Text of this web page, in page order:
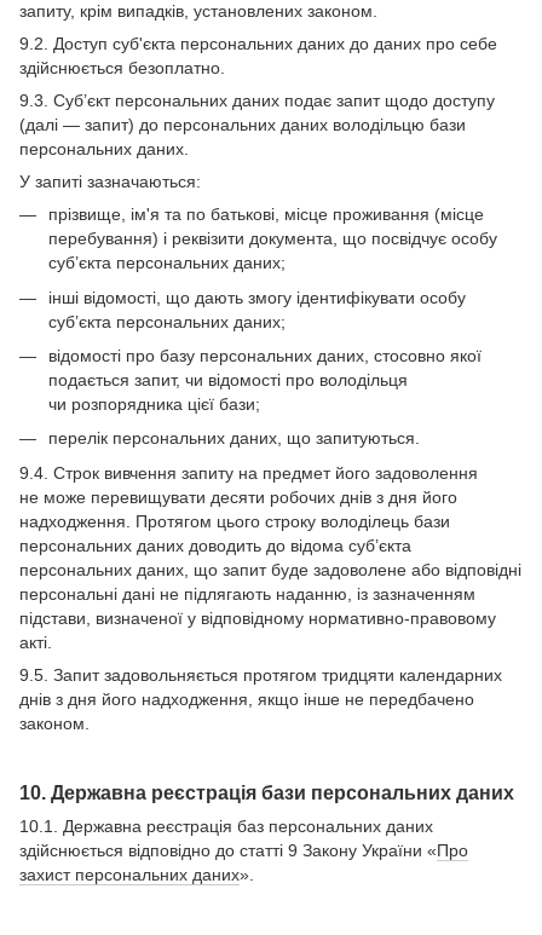
запиту, крім випадків, установлених законом.
9.2. Доступ суб'єкта персональних даних до даних про себе
здійснюється безоплатно.
9.3. Суб’єкт персональних даних подає запит щодо доступу
(далі — запит) до персональних даних володільцю бази
персональних даних.
У запиті зазначаються:
прізвище, ім'я та по батькові, місце проживання (місце
перебування) і реквізити документа, що посвідчує особу
суб’єкта персональних даних;
інші відомості, що дають змогу ідентифікувати особу
суб’єкта персональних даних;
відомості про базу персональних даних, стосовно якої
подається запит, чи відомості про володільця
чи розпорядника цієї бази;
перелік персональних даних, що запитуються.
9.4. Строк вивчення запиту на предмет його задоволення
не може перевищувати десяти робочих днів з дня його
надходження. Протягом цього строку володілець бази
персональних даних доводить до відома суб’єкта
персональних даних, що запит буде задоволене або відповідні
персональні дані не підлягають наданню, із зазначенням
підстави, визначеної у відповідному нормативно-правовому
акті.
9.5. Запит задовольняється протягом тридцяти календарних
днів з дня його надходження, якщо інше не передбачено
законом.
10. Державна реєстрація бази персональних даних
10.1. Державна реєстрація баз персональних даних
здійснюється відповідно до статті 9 Закону України «Про
захист персональних даних».